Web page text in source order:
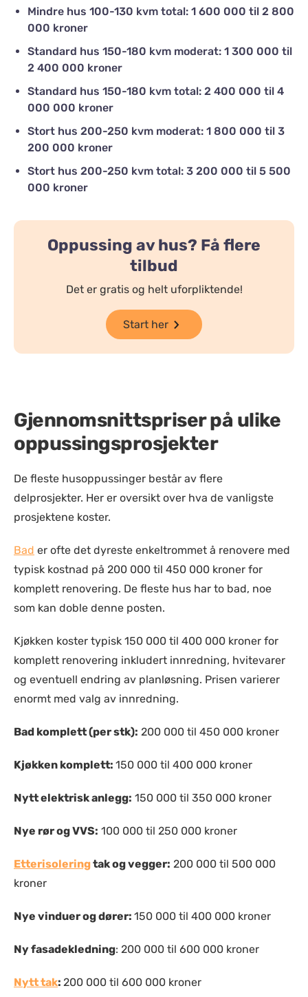
Mindre hus 100-130 kvm total: 1 600 000 til 2 800
000 kroner
Standard hus 150-180 kvm moderat: 1 300 000 til
2 400 000 kroner
Standard hus 150-180 kvm total: 2 400 000 til 4
000 000 kroner
Stort hus 200-250 kvm moderat: 1 800 000 til 3
200 000 kroner
Stort hus 200-250 kvm total: 3 200 000 til 5 500
000 kroner
Oppussing av hus? Få flere
tilbud
Det er gratis og helt uforpliktende!
Start her
Gjennomsnittspriser på ulike
oppussingsprosjekter
De fleste husoppussinger består av flere
delprosjekter. Her er oversikt over hva de vanligste
prosjektene koster.
Bad er ofte det dyreste enkeltrommet å renovere med
typisk kostnad på 200 000 til 450 000 kroner for
komplett renovering. De fleste hus har to bad, noe
som kan doble denne posten.
Kjøkken koster typisk 150 000 til 400 000 kroner for
komplett renovering inkludert innredning, hvitevarer
og eventuell endring av planløsning. Prisen varierer
enormt med valg av innredning.
Bad komplett (per stk): 200 000 til 450 000 kroner
Kjøkken komplett: 150 000 til 400 000 kroner
Nytt elektrisk anlegg: 150 000 til 350 000 kroner
Nye rør og VVS: 100 000 til 250 000 kroner
Etterisoleringtak og vegger: 200 000 til 500 000
kroner
Nye vinduer og dører: 150 000 til 400 000 kroner
Ny fasadekledning: 200 000 til 600 000 kroner
Nytt tak: 200 000 til 600 000 kroner